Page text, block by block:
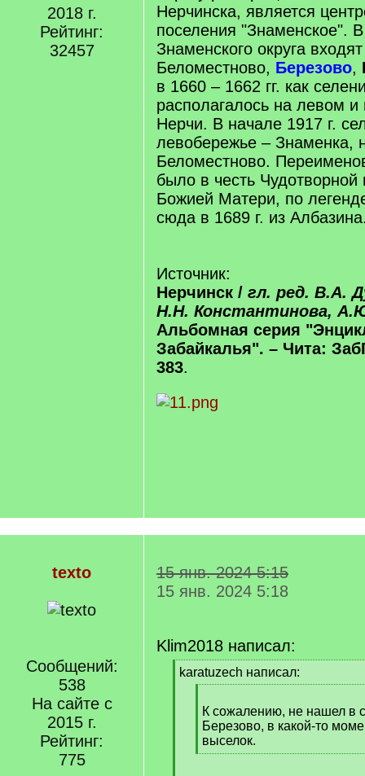
2018 г.
Рейтинг:
32457
Нерчинска, является
поселения "Знаменское". В
Знаменского округа
Беломестново, Березово,
в 1660 – 1662 гг. как
располагалось на левом и
Нерчи. В начале 1917 г.
левобережье – Знаменка,
Беломестново.
было в честь
Божией Матери, по
сюда в 1689 г. из
Источник:
Нерчинск / гл. ред. В.А.
Н.Н. Константинова,
Альбомная серия
Забайкалья". – Чита:
383.
texto
Сообщений:
538
На сайте с
2015 г.
Рейтинг:
775
15 янв. 2024 5:15
15 янв. 2024 5:18
Klim2018 написал:
[karatuzech написал:
q
]
К сожалению, не нашел в
Березово, в какой-то
выселок.
[